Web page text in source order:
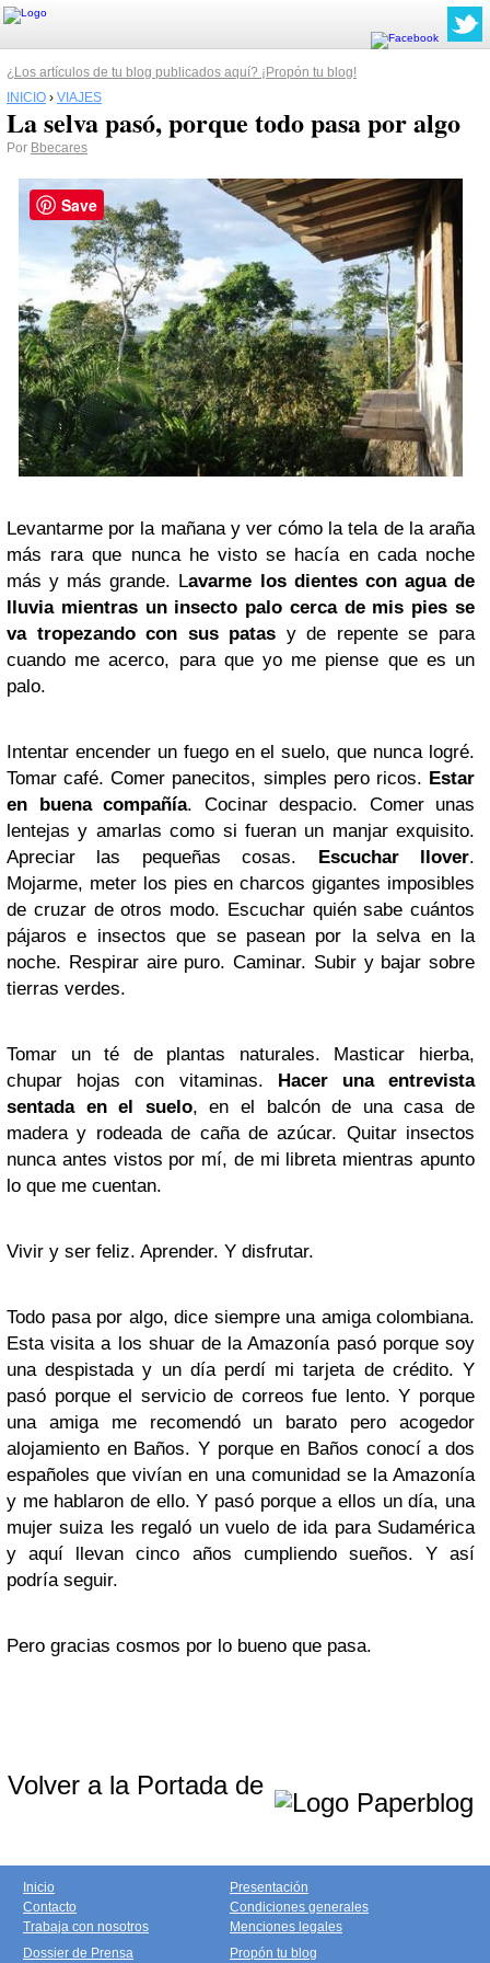
¿Los artículos de tu blog publicados aquí? ¡Propón tu blog!
INICIO › VIAJES
La selva pasó, porque todo pasa por algo
Por Bbecares
Levantarme por la mañana y ver cómo la tela de la araña
más rara que nunca he visto se hacía en cada noche
más y más grande. Lavarme los dientes con agua de
lluvia mientras un insecto palo cerca de mis pies se
va tropezando con sus patas y de repente se para
cuando me acerco, para que yo me piense que es un
palo.
Intentar encender un fuego en el suelo, que nunca logré.
Tomar café. Comer panecitos, simples pero ricos. Estar
en buena compañía. Cocinar despacio. Comer unas
lentejas y amarlas como si fueran un manjar exquisito.
Apreciar las pequeñas cosas.
Escuchar llover.
Mojarme, meter los pies en charcos gigantes imposibles
de cruzar de otros modo. Escuchar quién sabe cuántos
pájaros e insectos que se pasean por la selva en la
noche. Respirar aire puro. Caminar. Subir y bajar sobre
tierras verdes.
Tomar un té de plantas naturales. Masticar hierba,
chupar hojas con vitaminas.
Hacer una entrevista
sentada en el suelo, en el balcón de una casa de
madera y rodeada de caña de azúcar. Quitar insectos
nunca antes vistos por mí, de mi libreta mientras apunto
lo que me cuentan.
Vivir y ser feliz. Aprender. Y disfrutar.
Todo pasa por algo, dice siempre una amiga colombiana.
Esta visita a los shuar de la Amazonía pasó porque soy
una despistada y un día perdí mi tarjeta de crédito. Y
pasó porque el servicio de correos fue lento. Y porque
una amiga me recomendó un barato pero acogedor
alojamiento en Baños. Y porque en Baños conocí a dos
españoles que vivían en una comunidad se la Amazonía
y me hablaron de ello. Y pasó porque a ellos un día, una
mujer suiza les regaló un vuelo de ida para Sudamérica
y aquí llevan cinco años cumpliendo sueños. Y así
podría seguir.
Pero gracias cosmos por lo bueno que pasa.
Volver a la Portada de
Inicio
Contacto
Trabaja con nosotros
Presentación
Condiciones generales
Menciones legales
Dossier de Prensa
Propón tu blog
Save